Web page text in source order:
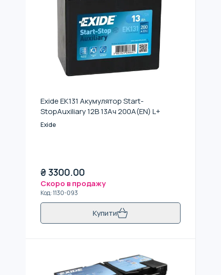
Exide EK131 Акумулятор Start-
StopAuxiliary 12В 13Ач 200А(EN) L+
Exide
₴3300.00
Скоро в продажу
Код:1130-093
Купити